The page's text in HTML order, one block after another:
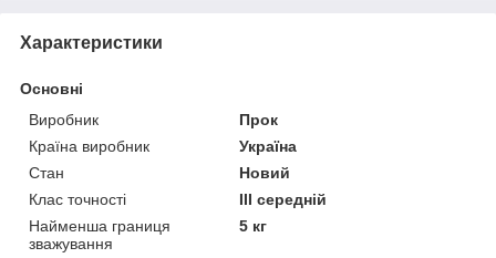
Характеристики
Основні
Виробник
Прок
Країна виробник
Україна
Стан
Новий
Клас точності
ІІІ середній
Найменша границя
зважування
5 кг